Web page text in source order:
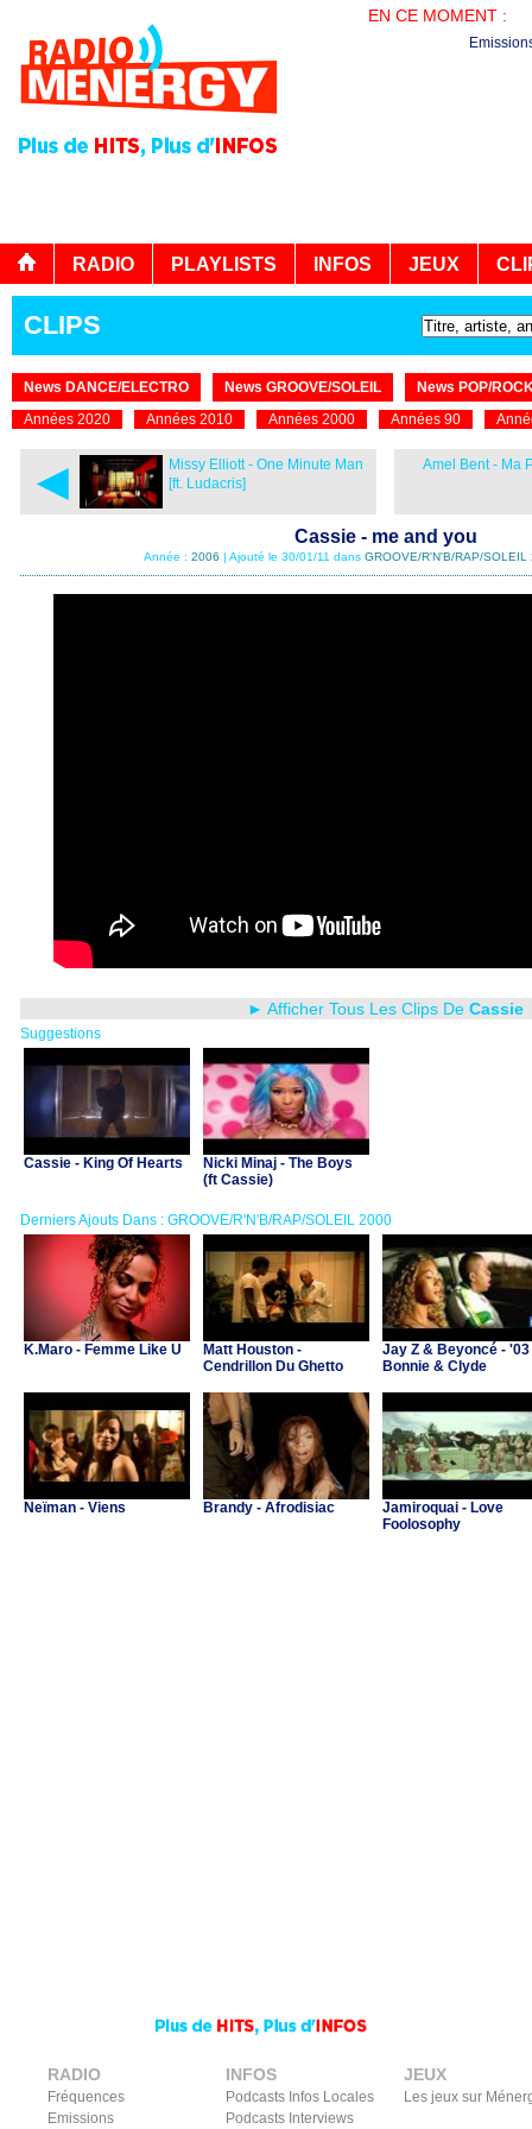
EN CE MOMENT :
RADIO PLAYLISTS INFOS JEUX
CLIPS
News DANCE/ELECTRO News GROOVE/SOLEIL
News POP/
Années 2020
Années 2010 Années 2000 Années 90
◄
Missy Elliott - One Minute Man
[ft. Ludacris]
Amel Bent - Ma
Cassie - me and you
Année : 2006 | Ajouté le 30/01/11 dans GROOVE/R'N'B/RAP/SOLEIL
► Afficher Tous Les Clips De Cassie
Suggestions
Cassie - King Of Hearts
Nicki Minaj - The Boys
(ft Cassie)
Derniers Ajouts Dans : GROOVE/R'N'B/RAP/SOLEIL 2000
K.Maro - Femme Like U
Matt Houston -
Cendrillon Du Ghetto
Jay Z & Beyoncé - '03
Bonnie & Clyde
Neïman - Viens Brandy - Afrodisiac
Jamiroquai - Love
Foolosophy
RADIO
Fréquences
Emissions
INFOS
Podcasts Infos Locales
Podcasts Interviews
JEUX
Les jeux sur